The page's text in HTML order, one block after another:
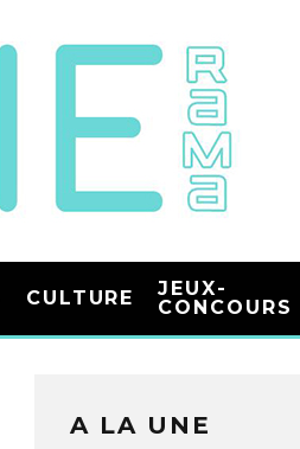
CULTURE
JEUX-
CONCOURS
A LA UNE